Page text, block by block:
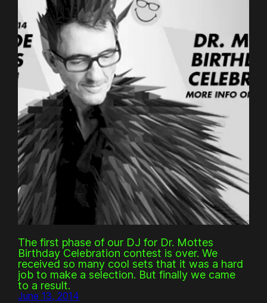
The first phase of our DJ for Dr. Mottes
Birthday Celebration contest is over. We
received so many cool sets that it was a hard
job to make a selection. But finally we came
to a result.
June 13, 2014